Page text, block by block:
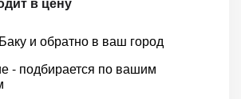
и обратно в ваш город
- подбирается по вашим